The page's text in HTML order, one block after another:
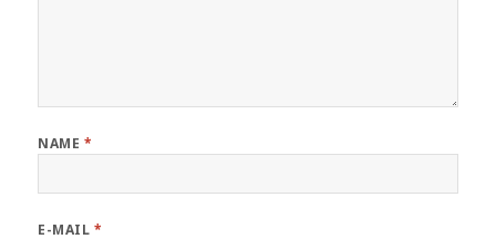
NAME *
E-MAIL *